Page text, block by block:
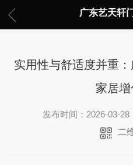
广东艺天轩
实用性与舒适度并重
家居
发布时间：2026-03-28
二